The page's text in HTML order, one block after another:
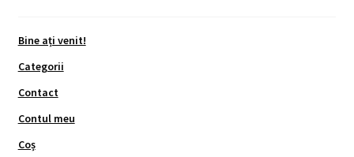
Bine ați venit!
Categorii
Contact
Contul meu
Coș